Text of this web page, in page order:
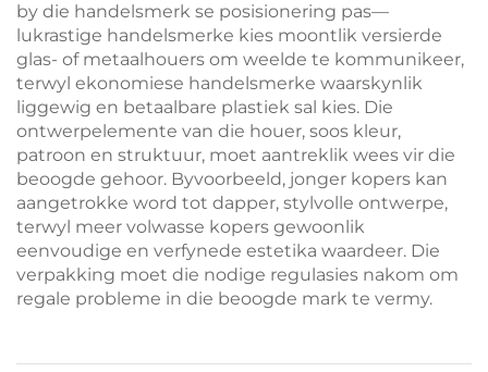
by die handelsmerk se posisionering pas—
lukrastige handelsmerke kies moontlik versierde
glas- of metaalhouers om weelde te kommunikeer,
terwyl ekonomiese handelsmerke waarskynlik
liggewig en betaalbare plastiek sal kies. Die
ontwerpelemente van die houer, soos kleur,
patroon en struktuur, moet aantreklik wees vir die
beoogde gehoor. Byvoorbeeld, jonger kopers kan
aangetrokke word tot dapper, stylvolle ontwerpe,
terwyl meer volwasse kopers gewoonlik
eenvoudige en verfynede estetika waardeer. Die
verpakking moet die nodige regulasies nakom om
regale probleme in die beoogde mark te vermy.